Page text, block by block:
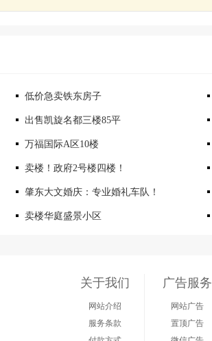
低价急卖铁东房子
出售凯旋名都三楼85平
万福国际A区10楼
卖楼！政府2号楼四楼！
肇东大文婚庆：专业婚礼车队！
卖楼华庭盛景小区
关于我们
网站介绍
服务条款
广告服务
网站广告
置顶广告